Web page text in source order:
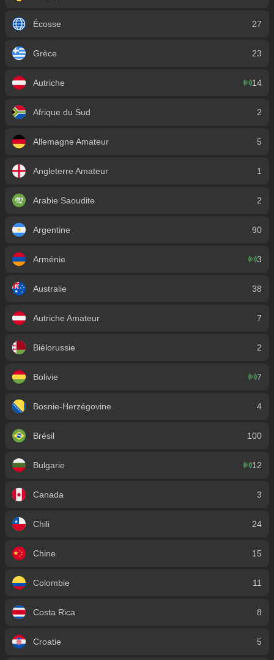
Écosse 27
Grèce 23
Autriche 14
Afrique du Sud 2
Allemagne Amateur 5
Angleterre Amateur 1
Arabie Saoudite 2
Argentine 90
Arménie 3
Australie 38
Autriche Amateur 7
Biélorussie 2
Bolivie 7
Bosnie-Herzégovine 4
Brésil 100
Bulgarie 12
Canada 3
Chili 24
Chine 15
Colombie 11
Costa Rica 8
Croatie 5